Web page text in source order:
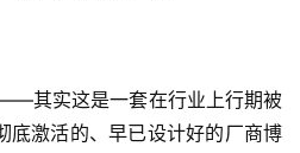
其实这是一套在行业上行期被
底激活的、早已设计好的厂商博